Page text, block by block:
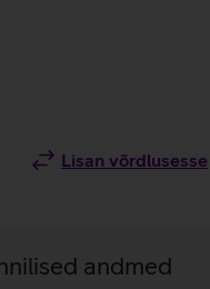
Lisan võrdlusesse
andmed